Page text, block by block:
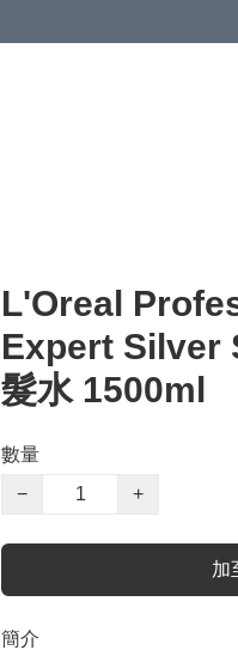
L'Oreal
Expert Silver
髮水 1500ml
數量
−
+
加
簡介